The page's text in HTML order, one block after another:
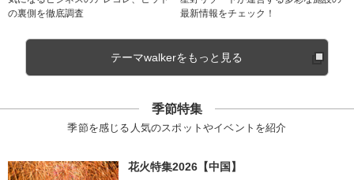
の裏側を徹底調査
最新情報をチェック！
テーマwalkerをもっと見る
季節特集
季節を感じる人気のスポットやイベントを紹介
花火特集2026【中国】